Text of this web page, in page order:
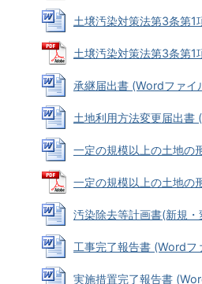
土壌汚染対策法第3条第
土壌汚染対策法第3条第1
承継届出書 (Wordファイ
土地利用方法変更届出書
一定の規模以上の土地の
一定の規模以上の土地の
汚染除去等計画書(新規
工事完了報告書 (Wordフ
実施措置完了報告書